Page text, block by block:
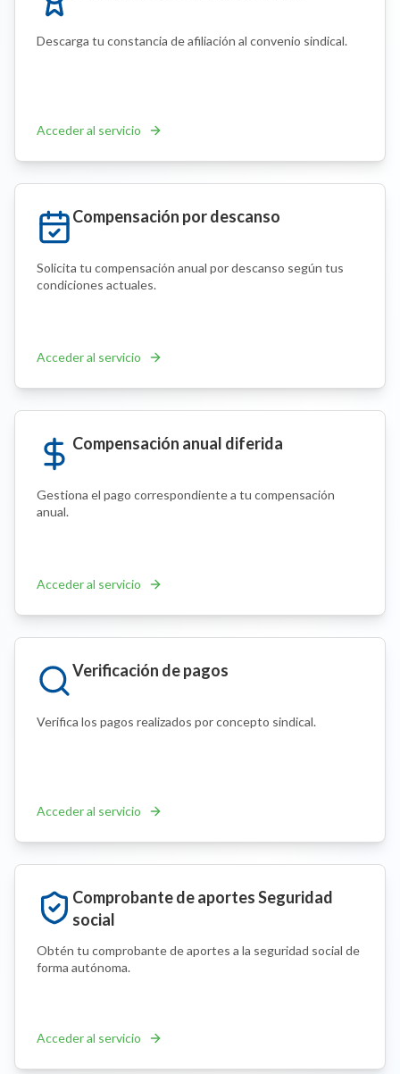
Descarga tu constancia de afiliación al convenio sindical.
Acceder al servicio
Compensación por descanso
Solicita tu compensación anual por descanso según tus
condiciones actuales.
Acceder al servicio
Compensación anual diferida
Gestiona el pago correspondiente a tu compensación
anual.
Acceder al servicio
Verificación de pagos
Verifica los pagos realizados por concepto sindical.
Acceder al servicio
Comprobante de aportes Seguridad
social
Obtén tu comprobante de aportes a la seguridad social de
forma autónoma.
Acceder al servicio